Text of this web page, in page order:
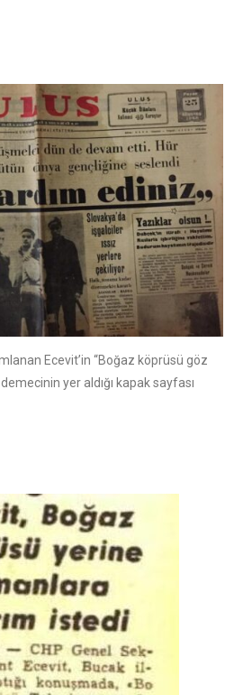
Ecevit’in “Boğaz köprüsü göz
yer aldığı kapak sayfası